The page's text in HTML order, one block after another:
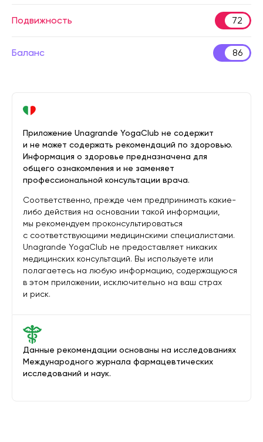
Подвижность 72
Баланс 86
Данные рекомендации основаны на исследованиях
Международного журнала фармацевтических
исследований и наук.
Приложение Unagrande YogaClub не содержит
и не может содержать рекомендаций по здоровью.
Информация о здоровье предназначена для
общего ознакомления и не заменяет
профессиональной консультации врача.
Соответственно, прежде чем предпринимать какие-
либо действия на основании такой информации,
мы рекомендуем проконсультироваться
с соответствующими медицинскими специалистами.
Unagrande YogaClub не предоставляет никаких
медицинских консультаций. Вы используете или
полагаетесь на любую информацию, содержащуюся
в этом приложении, исключительно на ваш страх
и риск.